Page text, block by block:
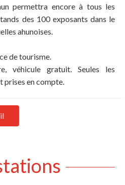
permettra encore à tous les
des 100 exposants dans le
ahunoises.
de tourisme.
véhicule gratuit. Seules les
prises en compte.